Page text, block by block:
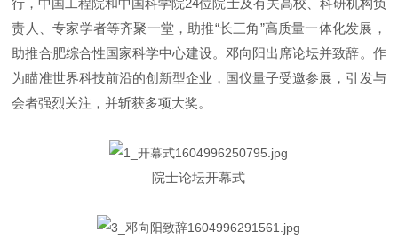
行，中国工程院和中国科学院24位院士及有关高校、科研机构负
责人、专家学者等齐聚一堂，助推“长三角”高质量一体化发展，
助推合肥综合性国家科学中心建设。邓向阳出席论坛并致辞。作
为瞄准世界科技前沿的创新型企业，国仪量子受邀参展，引发与
会者强烈关注，并斩获多项大奖。
院士论坛开幕式